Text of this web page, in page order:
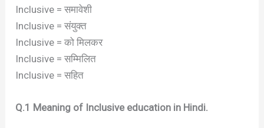
Inclusive = समावेशी
Inclusive = संयुक्त
Inclusive = को मिलकर
Inclusive = सम्मिलित
Inclusive = सहित
Q.1 Meaning of Inclusive education in Hindi.